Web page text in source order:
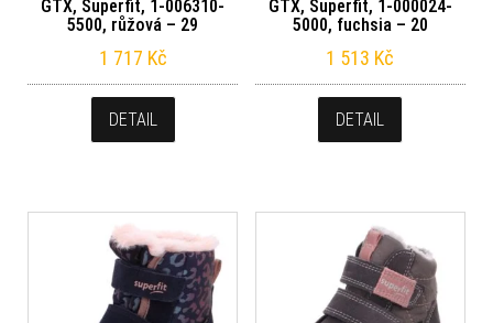
GTX, Superfit, 1-006310-
5500, růžová – 29
1 717 Kč
DETAIL
GTX, Superfit, 1-000024-
5000, fuchsia – 20
1 513 Kč
DETAIL